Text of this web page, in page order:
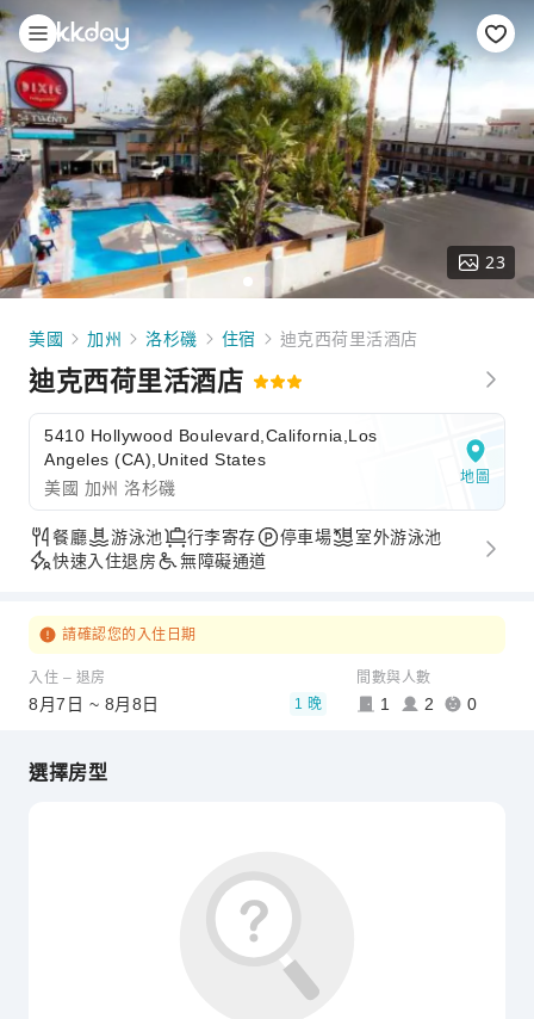
23
美國 加州 洛杉磯 住宿 迪克西荷里活酒店
迪克西荷里活酒店
5410 Hollywood Boulevard,California,Los
Angeles (CA),United States
美國 加州 洛杉磯
地圖
餐廳 游泳池 行李寄存 停車場
室外游泳池
快速入住退房
無障礙通道
請確認您的入住日期
入住 – 退房
8月7日 ~ 8月8日 1 晚
間數與人數
1 2 0
選擇房型